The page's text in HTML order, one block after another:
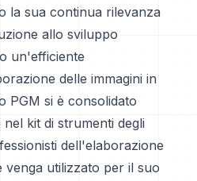
la sua continua rilevanza
allo sviluppo
un'efficiente
delle immagini in
PGM si è consolidato
kit di strumenti degli
dell'elaborazione
venga utilizzato per il suo